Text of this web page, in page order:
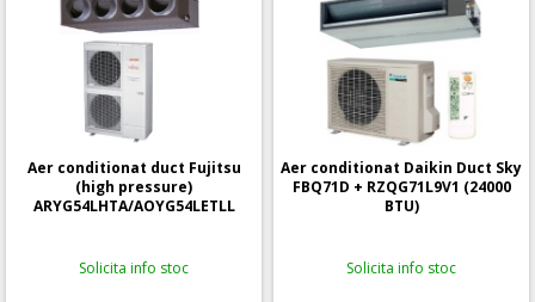
Aer conditionat duct Fujitsu
(high pressure)
ARYG54LHTA/AOYG54LETLL
Solicita info stoc
Aer conditionat Daikin Duct Sky
FBQ71D + RZQG71L9V1 (24000
BTU)
Solicita info stoc